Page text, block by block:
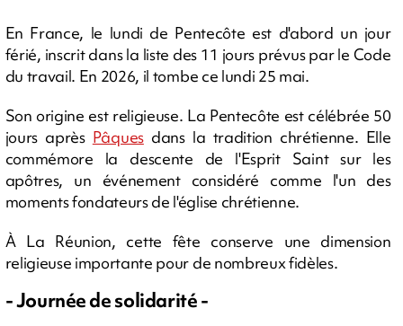
En France, le lundi de Pentecôte est d'abord un jour
férié, inscrit dans la liste des 11 jours prévus par le Code
du travail. En 2026, il tombe ce lundi 25 mai.
Son origine est religieuse. La Pentecôte est célébrée 50
jours après Pâquesdans la tradition chrétienne. Elle
commémore la descente de l'Esprit Saint sur les
apôtres, un événement considéré comme l'un des
moments fondateurs de l'église chrétienne.
À La Réunion, cette fête conserve une dimension
religieuse importante pour de nombreux fidèles.
- Journée de solidarité -